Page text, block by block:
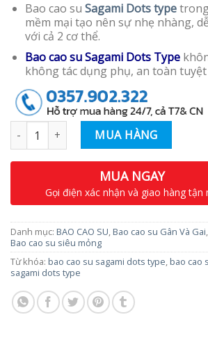
Bao cao su Sagami Dots type
mềm mại tạo nên sự nhẹ nhàng,
với cả 2 cơ thể.
Bao cao su Sagami Dots Type
không tác dụng phụ, an toàn tuyệt
MUA HÀNG
MUA NGAY
Gọi điện xác nhận và giao hàng tận
Danh mục: BAO CAO SU, Bao cao su Gân Và Gai,
Bao cao su siêu mỏng
Từ khóa: bao cao su sagami dots type, bao cao
sagami dots type